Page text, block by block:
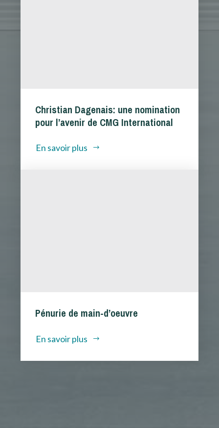
Christian Dagenais: une nomination
pour l’avenir de CMG International
En savoir plus
Pénurie de main-d’oeuvre
En savoir plus